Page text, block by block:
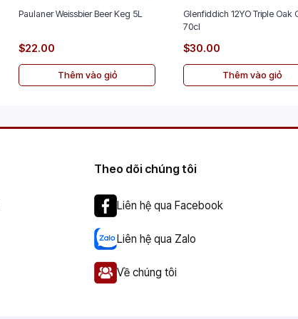
Paulaner Weissbier Beer Keg 5L
$22.00
Thêm vào giỏ
Glenfiddich 12YO Triple Oak
70cl
$30.00
Thêm vào giỏ
Theo dõi chúng tôi
Liên hệ qua Facebook
Liên hệ qua Zalo
Về chúng tôi